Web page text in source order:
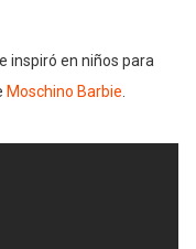
inspiró en niños para
Moschino Barbie